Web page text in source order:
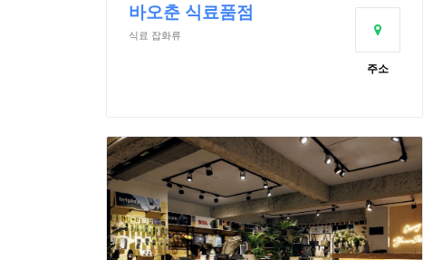
바오춘 식료품점
식료 잡화류
주소